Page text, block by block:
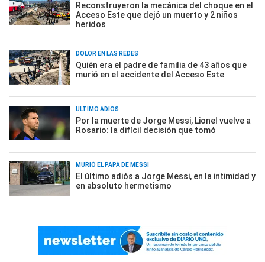
Reconstruyeron la mecánica del choque en el
Acceso Este que dejó un muerto y 2 niños
heridos
DOLOR EN LAS REDES
Quién era el padre de familia de 43 años que
murió en el accidente del Acceso Este
ÚLTIMO ADIÓS
Por la muerte de Jorge Messi, Lionel vuelve a
Rosario: la difícil decisión que tomó
MURIÓ EL PAPÁ DE MESSI
El último adiós a Jorge Messi, en la intimidad y
en absoluto hermetismo